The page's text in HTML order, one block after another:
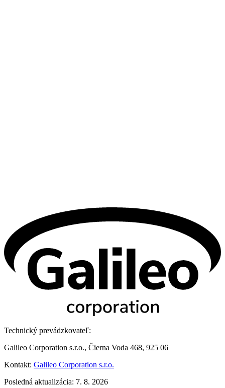
Technický prevádzkovateľ:
Galileo Corporation s.r.o., Čierna Voda 468, 925 06
Kontakt: Galileo Corporation s.r.o.
Posledná aktualizácia: 7. 8. 2026